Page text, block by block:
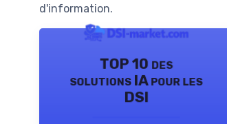
d'information.
TOP 10 des
solutions IA pour les
DSI